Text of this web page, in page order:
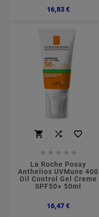
16,83 €Preço
  
    
La Roche Posay
Anthelios UVMune 400
Oil Control Gel Creme
SPF50+ 50ml
16,47 €Preço